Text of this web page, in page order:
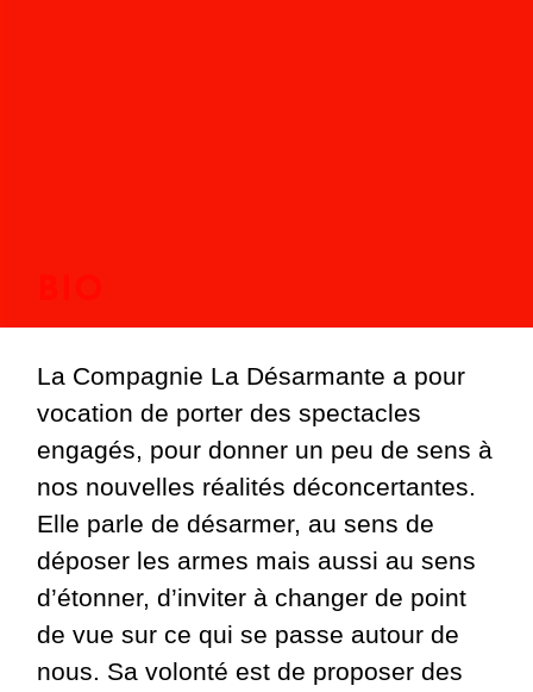
La Compagnie La Désarmante a pour
vocation de porter des spectacles
engagés, pour donner un peu de sens à
nos nouvelles réalités déconcertantes.
Elle parle de désarmer, au sens de
déposer les armes mais aussi au sens
d’étonner, d’inviter à changer de point
de vue sur ce qui se passe autour de
nous. Sa volonté est de proposer des